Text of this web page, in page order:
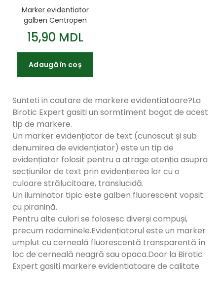
Marker evidentiator
galben Centropen
15,90 MDL
Adaugă în coș
Sunteti in cautare de markere evidentiatoare?La
Birotic Expert gasiti un sormtiment bogat de acest
tip de markere.
Un marker evidențiator de text (cunoscut și sub
denumirea de evidențiator) este un tip de
evidențiator folosit pentru a atrage atenția asupra
secțiunilor de text prin evidențierea lor cu o
culoare strălucitoare, translucidă.
Un iluminator tipic este galben fluorescent vopsit
cu piranină.
Pentru alte culori se folosesc diverși compuși,
precum rodaminele.Evidențiatorul este un marker
umplut cu cerneală fluorescentă transparentă în
loc de cerneală neagră sau opaca.Doar la Birotic
Expert gasiti markere evidentiatoare de calitate.